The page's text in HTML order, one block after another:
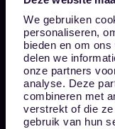
We gebruiken
personaliseren,
bieden en om
delen we
onze partners
analyse. Deze
combineren met
verstrekt of die
gebruik van hun
Bel ons op 085 -
info@1box.nl
Volg ons